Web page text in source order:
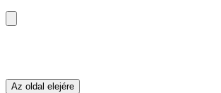
Az oldal elejére